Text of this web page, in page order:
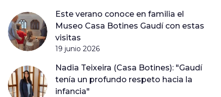
Este verano conoce en familia el
Museo Casa Botines Gaudí con estas
visitas
19 junio 2026
Nadia Teixeira (Casa Botines): "Gaudí
tenía un profundo respeto hacia la
infancia"